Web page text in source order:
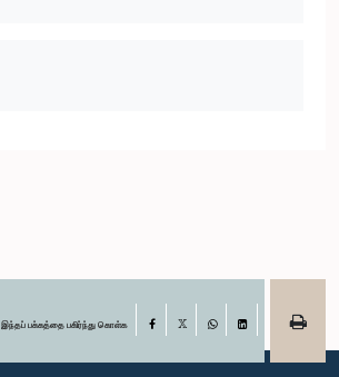
இந்தப் பக்கத்தை பகிர்ந்து கொள்க Facebook